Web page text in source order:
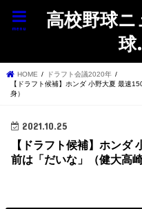
高校野球
球
menu
HOME
ドラフト会議2020年
【ドラフト候補】ホンダ 小野大夏 最速
身）
2021.10.25
【ドラフト候補】ホンダ
前は「だいな」（健大高